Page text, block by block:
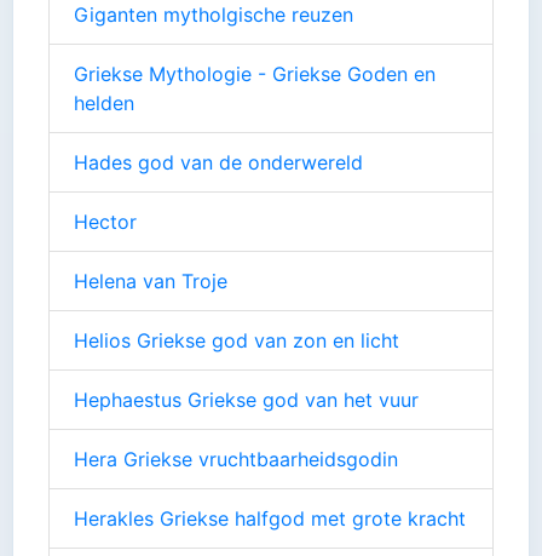
Giganten mytholgische reuzen
Griekse Mythologie - Griekse Goden en
helden
Hades god van de onderwereld
Hector
Helena van Troje
Helios Griekse god van zon en licht
Hephaestus Griekse god van het vuur
Hera Griekse vruchtbaarheidsgodin
Herakles Griekse halfgod met grote kracht